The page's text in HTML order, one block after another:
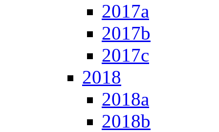
2017a
2017b
2017c
2018
2018a
2018b